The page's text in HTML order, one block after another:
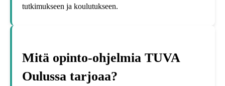
tutkimukseen ja koulutukseen.
Mitä opinto-ohjelmia TUVA
Oulussa tarjoaa?